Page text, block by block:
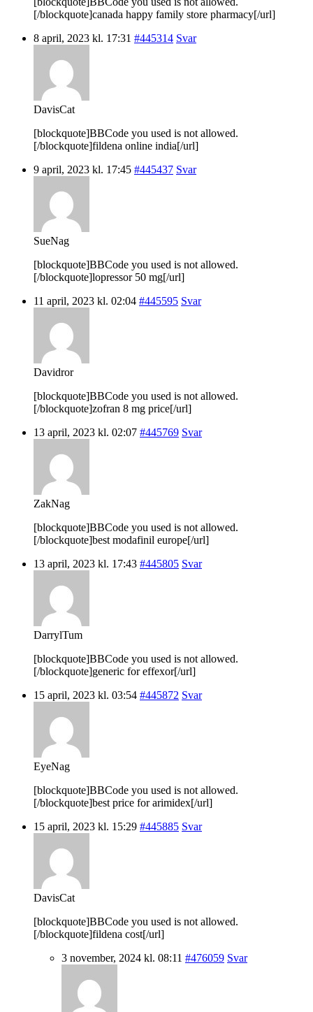
[/blockquote]canada happy family store pharmacy[/url]
8 april, 2023 kl. 17:31 #445314 Svar
DavisCat
[blockquote]BBCode you used is not allowed.
[/blockquote]fildena online india[/url]
9 april, 2023 kl. 17:45 #445437 Svar
SueNag
[blockquote]BBCode you used is not allowed.
[/blockquote]lopressor 50 mg[/url]
11 april, 2023 kl. 02:04 #445595 Svar
Davidror
[blockquote]BBCode you used is not allowed.
[/blockquote]zofran 8 mg price[/url]
13 april, 2023 kl. 02:07 #445769 Svar
ZakNag
[blockquote]BBCode you used is not allowed.
[/blockquote]best modafinil europe[/url]
13 april, 2023 kl. 17:43 #445805 Svar
DarrylTum
[blockquote]BBCode you used is not allowed.
[/blockquote]generic for effexor[/url]
15 april, 2023 kl. 03:54 #445872 Svar
EyeNag
[blockquote]BBCode you used is not allowed.
[/blockquote]best price for arimidex[/url]
15 april, 2023 kl. 15:29 #445885 Svar
DavisCat
[blockquote]BBCode you used is not allowed.
[/blockquote]fildena cost[/url]
3 november, 2024 kl. 08:11 #476059 Svar